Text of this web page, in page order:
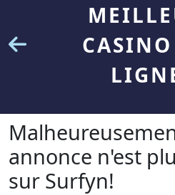
annonce n'est
sur Surfyn!